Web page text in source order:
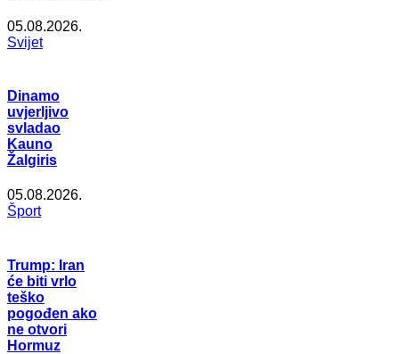
05.08.2026.
Svijet
Dinamo
uvjerljivo
svladao
Kauno
Žalgiris
05.08.2026.
Šport
Trump: Iran
će biti vrlo
teško
pogođen ako
ne otvori
Hormuz